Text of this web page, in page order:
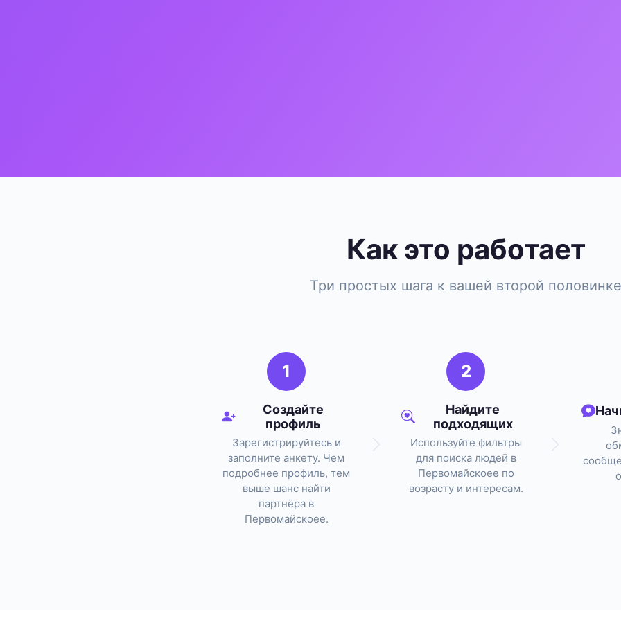
Как это работает
Три простых шага к вашей второй половинке
1
Создайте
профиль
Зарегистрируйтесь и
заполните анкету. Чем
подробнее профиль, тем
выше шанс найти
партнёра в
Первомайскоее.
2
Найдите
подходящих
Используйте фильтры
для поиска людей в
Первомайскоее по
возрасту и интересам.